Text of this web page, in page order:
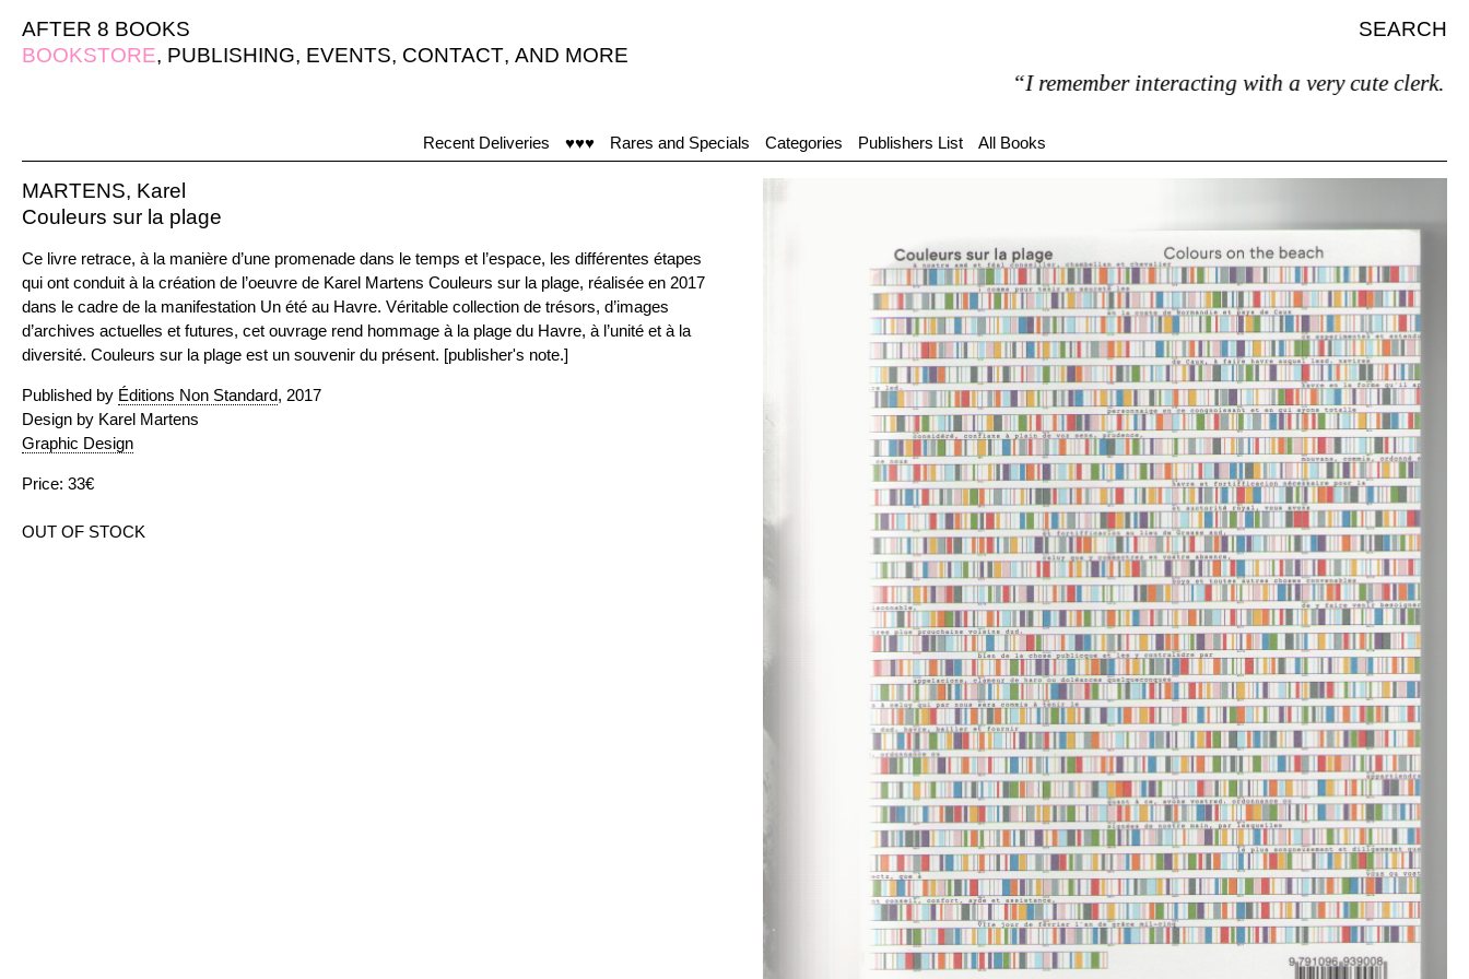
AFTER 8 BOOKS
SEARCH
BOOKSTORE, PUBLISHING, EVENTS, CONTACT, AND MORE
“I remember interacting with a very cute clerk.”
Recent Deliveries ♥♥♥ Rares and Specials Categories Publishers List All Books
MARTENS, Karel
Couleurs sur la plage
Ce livre retrace, à la manière d’une promenade dans le temps et l’espace, les différentes étapes
qui ont conduit à la création de l’oeuvre de Karel Martens Couleurs sur la plage, réalisée en 2017
dans le cadre de la manifestation Un été au Havre. Véritable collection de trésors, d’images
d’archives actuelles et futures, cet ouvrage rend hommage à la plage du Havre, à l’unité et à la
diversité. Couleurs sur la plage est un souvenir du présent. [publisher's note.]
Published by Éditions Non Standard, 2017
Design by Karel Martens
Graphic Design
Price: 33€
OUT OF STOCK